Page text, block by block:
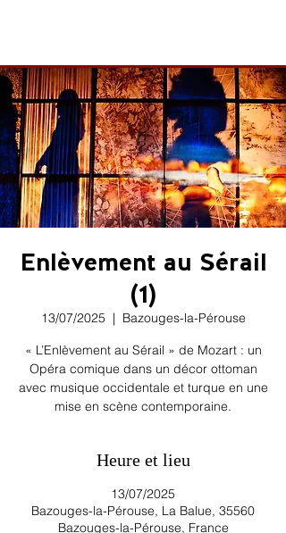
Enlèvement au Sérail
(1)
13/07/2025
  |
Bazouges-la-Pérouse
« L’Enlèvement au Sérail » de Mozart : un
Opéra comique dans un décor ottoman
avec musique occidentale et turque en une
mise en scène contemporaine.
Heure et lieu
13/07/2025
Bazouges-la-Pérouse, La Balue, 35560
Bazouges-la-Pérouse, France